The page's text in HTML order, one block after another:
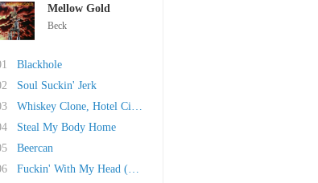
Mellow Gold
Beck
Blackhole
Soul Suckin' Jerk
Whiskey Clone, Hotel City 1997
Steal My Body Home
Beercan
Fuckin' With My Head (Mountain Dew Rock)